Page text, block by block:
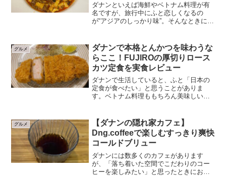
ダナンといえば海鮮やベトナム料理が有
名ですが、旅行中にふと恋しくなるの
が“アジアのしっかり味”。そんなときに出
にも人気の一軒です。今回は看板メニュ
ーの麻婆豆腐をいた...
グルメ
ダナンで本格とんかつを味わうな
らここ！FUJIROの厚切りロース
カツ定食を実食レビュー
ダナンで生活していると、ふと「日本の
定食が食べたい」と思うことがありま
す。ベトナム料理ももちろん美味しいの
くなる日もあります。そんな時におすす
めしたいのが、ダナンで日本...
グルメ
【ダナンの隠れ家カフェ】
Dng.coffeeで楽しむすっきり爽快
コールドブリュー
ダナンには数多くのカフェがあります
が、「落ち着いた空間でこだわりのコー
ヒーを楽しみたい」と思ったときにおす